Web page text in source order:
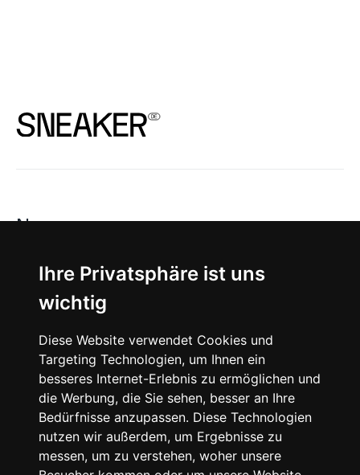
Ihre Privatsphäre ist uns
wichtig
Diese Website verwendet Cookies und
Targeting Technologien, um Ihnen ein
besseres Internet-Erlebnis zu ermöglichen und
die Werbung, die Sie sehen, besser an Ihre
Bedürfnisse anzupassen. Diese Technologien
nutzen wir außerdem, um Ergebnisse zu
messen, um zu verstehen, woher unsere
News
About
Instagram
Facebook
© 2024 SNEAKERᴰᴱ, All rights reserved.